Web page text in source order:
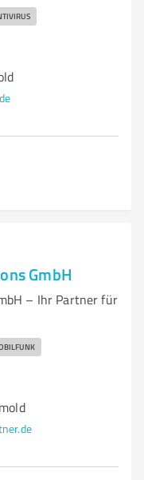
GmbH
– Ihr Partner für